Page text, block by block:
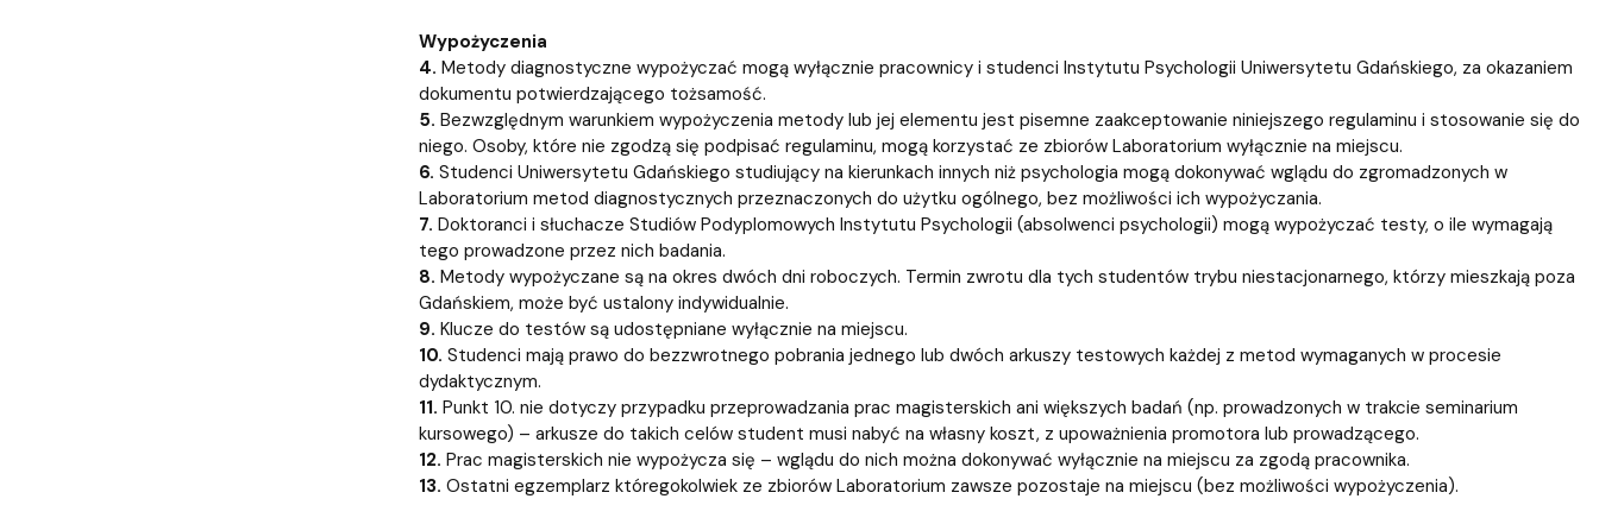
Wypożyczenia
4. Metody diagnostyczne wypożyczać mogą wyłącznie pracownicy i studenci Instytutu Psychologii Uniwersytetu Gdańskiego, za okazaniem
dokumentu potwierdzającego tożsamość.
5. Bezwzględnym warunkiem wypożyczenia metody lub jej elementu jest pisemne zaakceptowanie niniejszego regulaminu i stosowanie się do
niego. Osoby, które nie zgodzą się podpisać regulaminu, mogą korzystać ze zbiorów Laboratorium wyłącznie na miejscu.
6. Studenci Uniwersytetu Gdańskiego studiujący na kierunkach innych niż psychologia mogą dokonywać wglądu do zgromadzonych w
Laboratorium metod diagnostycznych przeznaczonych do użytku ogólnego, bez możliwości ich wypożyczania.
7. Doktoranci i słuchacze Studiów Podyplomowych Instytutu Psychologii (absolwenci psychologii) mogą wypożyczać testy, o ile wymagają
tego prowadzone przez nich badania.
8. Metody wypożyczane są na okres dwóch dni roboczych. Termin zwrotu dla tych studentów trybu niestacjonarnego, którzy mieszkają poza
Gdańskiem, może być ustalony indywidualnie.
9. Klucze do testów są udostępniane wyłącznie na miejscu.
10. Studenci mają prawo do bezzwrotnego pobrania jednego lub dwóch arkuszy testowych każdej z metod wymaganych w procesie
dydaktycznym.
11. Punkt 10. nie dotyczy przypadku przeprowadzania prac magisterskich ani większych badań (np. prowadzonych w trakcie seminarium
kursowego) – arkusze do takich celów student musi nabyć na własny koszt, z upoważnienia promotora lub prowadzącego.
12. Prac magisterskich nie wypożycza się – wglądu do nich można dokonywać wyłącznie na miejscu za zgodą pracownika.
13. Ostatni egzemplarz któregokolwiek ze zbiorów Laboratorium zawsze pozostaje na miejscu (bez możliwości wypożyczenia).